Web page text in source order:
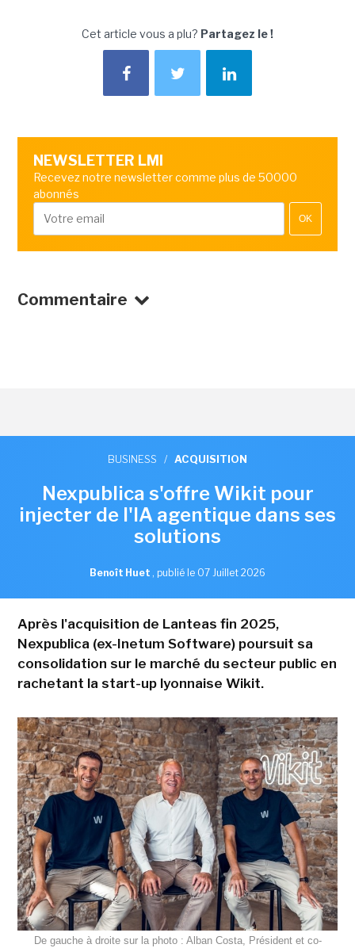
Cet article vous a plu? Partagez le !
NEWSLETTER LMI
Recevez notre newsletter comme plus de 50000
abonnés
OK
Commentaire
BUSINESS / ACQUISITION
Nexpublica s'offre Wikit pour
injecter de l'IA agentique dans ses
solutions
Benoît Huet , publié le 07 Juillet 2026
Après l'acquisition de Lanteas fin 2025,
Nexpublica (ex-Inetum Software) poursuit sa
consolidation sur le marché du secteur public en
rachetant la start-up lyonnaise Wikit.
De gauche à droite sur la photo : Alban Costa, Président et co-